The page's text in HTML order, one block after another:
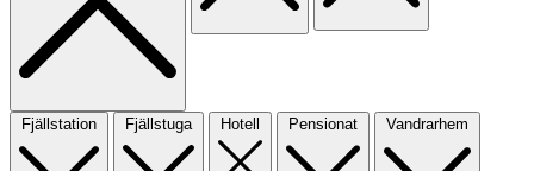
Fjällstation Fjällstuga Hotell Pensionat Vandrarhem